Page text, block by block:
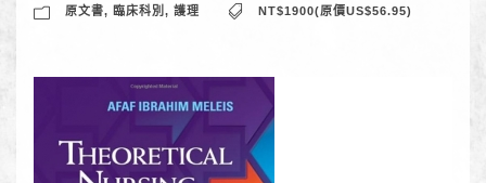
原文書, 臨床科別 , 護理 NT$1900(原價US$56.95)